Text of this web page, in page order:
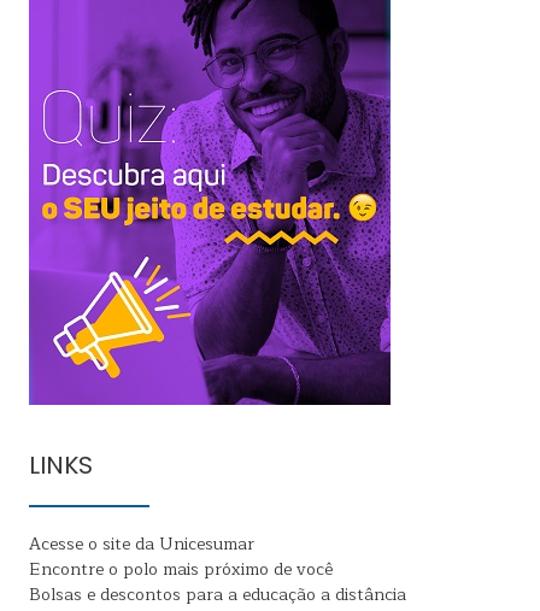
LINKS
Acesse o site da Unicesumar
Encontre o polo mais próximo de você
Bolsas e descontos para a educação a distância